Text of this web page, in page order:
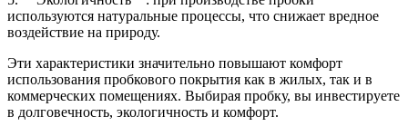
используются натуральные процессы, что снижает вредное
воздействие на природу.
Эти характеристики значительно повышают комфорт
использования пробкового покрытия как в жилых, так и в
коммерческих помещениях. Выбирая пробку, вы инвестируете
в долговечность, экологичность и комфорт.